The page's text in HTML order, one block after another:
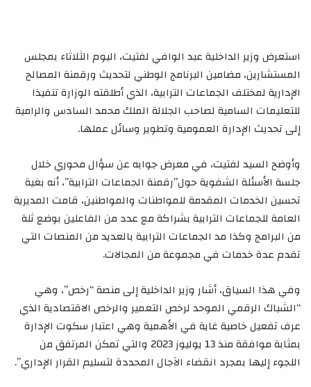
استعرض وزير الداخلية عبد الوافي لفتيت، اليوم الثلاثاء بمجلس
المستشارين، مضامين البرنامج الوطني لتحديث ورقمنة المصالح
الإدارية لمختلف الجماعات الترابية، الذي أطلقته الوزارة تنفيذا
للتعليمات السامية لصاحب الجلالة الملك محمد السادس والرامية
إلى تحديث الإدارة العمومية وتطوير وسائل عملها.
وأوضح السيد لفتيت، في معرض جوابه عن سؤال محوري خلال
جلسة الأسئلة الشفوية حول”رقمنة الجماعات الترابية”، أنه بغية
تحسين الخدمات المقدمة للمواطنات والمواطنين، قامت المديرية
العامة للجماعات الترابية بشراكة مع عدد من الفاعلين بوضع ثلة
من البرامج وكذا مد الجماعات الترابية بالعديد من المنصات التي
تقدم عدة خدمات في مجموعة من المجالات.
وفي هذا السياق، أشار وزير الداخلية إلى منصة “رخص”، وهي
“الشباك الرقمي الموحد لرخص التعمير والرخص الاقتصادية الذي
عرف تفعيل خاصية غاية في الأهمية وهي اعتبار سكوت الإدارة
بمثابة موافقة منذ 13 يوليوز 2023 والتي تمكن المرتفق من
اللجوء إليها بمجرد انقضاء الآجال المحددة لتسليم القرار الإداري”.